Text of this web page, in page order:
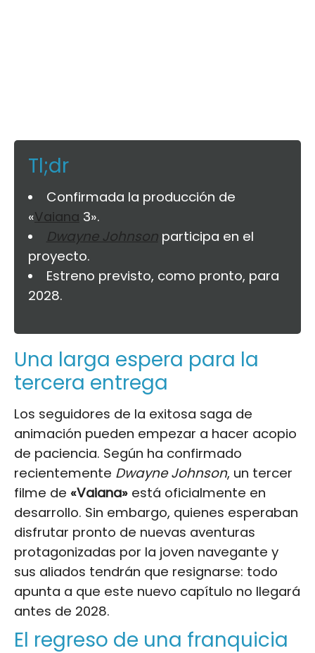
Tl;dr
Confirmada la producción de
«Vaiana 3».
Dwayne Johnsonparticipa en el
proyecto.
Estreno previsto, como pronto, para
2028.
Una larga espera para la
tercera entrega
Los seguidores de la exitosa saga de
animación pueden empezar a hacer acopio
de paciencia. Según ha confirmado
recientemente Dwayne Johnson, un tercer
filme de «Vaiana» está oficialmente en
desarrollo. Sin embargo, quienes esperaban
disfrutar pronto de nuevas aventuras
protagonizadas por la joven navegante y
sus aliados tendrán que resignarse: todo
apunta a que este nuevo capítulo no llegará
antes de 2028.
El regreso de una franquicia